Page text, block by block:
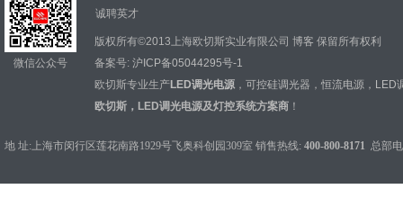
微信公众号
诚聘英才
版权所有©2013上海欧切斯实业有限公司 博客 保留所有权利
备案号: 沪ICP备05044295号-1
欧切斯专业生产LED调光电源 ， 可控硅调光器 ， 恒流电源 ， LED
欧切斯，LED调光电源及灯控系统方案商 ！
地 址:上海市闵行区莲花南路1929号飞奥科创园309室 销售热线: 400-800-8171 总部